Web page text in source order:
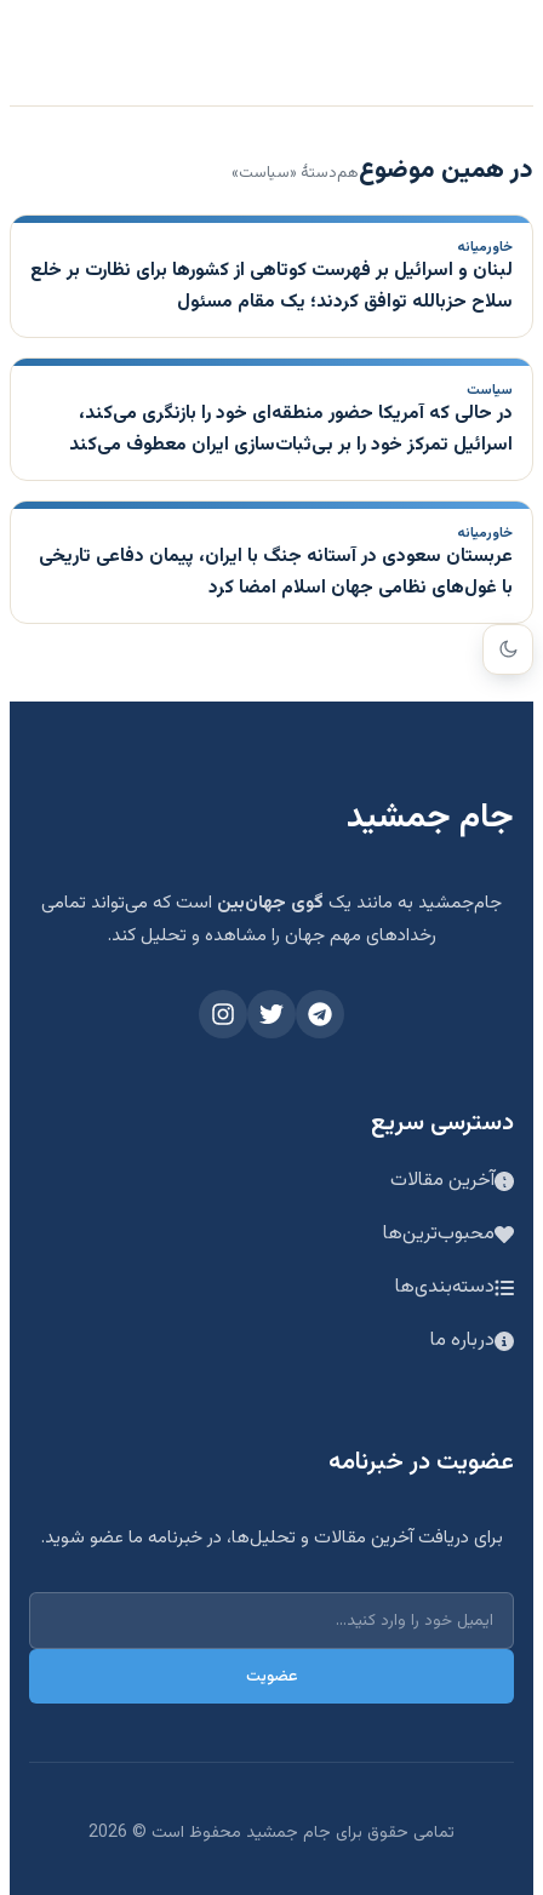
در همین موضوعهم‌دستهٔ «سیاست»
خاورمیانه
لبنان و اسرائیل بر فهرست کوتاهی از کشورها برای نظارت بر خلع
سلاح حزبالله توافق کردند؛ یک مقام مسئول
سیاست
در حالی که آمریکا حضور منطقه‌ای خود را بازنگری می‌کند،
اسرائیل تمرکز خود را بر بی‌ثبات‌سازی ایران معطوف می‌کند
خاورمیانه
عربستان سعودی در آستانه جنگ با ایران، پیمان دفاعی تاریخی
با غول‌های نظامی جهان اسلام امضا کرد
جام جمشید
جام‌جمشید به مانند یک گوی جهان‌بین است که می‌تواند تمامی
رخدادهای مهم جهان را مشاهده و تحلیل کند.
دسترسی سریع
آخرین مقالات
محبوب‌ترین‌ها
دسته‌بندی‌ها
درباره ما
عضویت در خبرنامه
برای دریافت آخرین مقالات و تحلیل‌ها، در خبرنامه ما عضو شوید.
عضویت
تمامی حقوق برای جام جمشید محفوظ است © 2026